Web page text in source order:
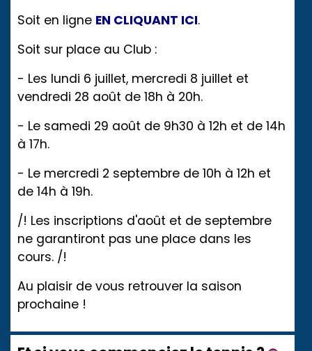
Soit en ligne EN CLIQUANT ICI.
Soit sur place au Club :
- Les lundi 6 juillet, mercredi 8 juillet et
vendredi 28 août de 18h à 20h.
- Le samedi 29 août de 9h30 à 12h et de 14h
à 17h.
- Le mercredi 2 septembre de 10h à 12h et
de 14h à 19h.
/! Les inscriptions d'août et de septembre
ne garantiront pas une place dans les
cours. /!
Au plaisir de vous retrouver la saison
prochaine !